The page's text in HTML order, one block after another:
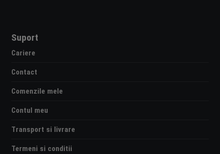
Suport
Cariere
Contact
Comenzile mele
Contul meu
Transport si livrare
Termeni si conditii